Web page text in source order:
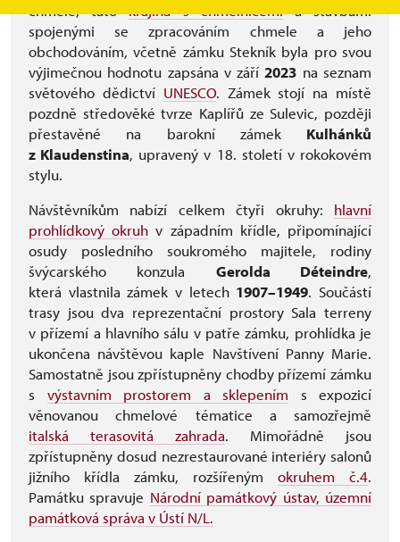
chmele, tatokrajina s chmelnicemia stavbami
spojenými se zpracováním chmele a jeho
obchodováním, včetně zámku Stekník byla pro svou
výjimečnou hodnotu zapsána v září2023 na seznam
světového dědictví UNESCO. Zámek stojí na místě
pozdně středověké tvrze Kaplířů ze Sulevic, později
přestavěné na barokní zámek Kulhánků
z Klaudenstina, upravený v 18. století v rokokovém
stylu.
Návštěvníkům nabízí celkem čtyři okruhy: hlavní
prohlídkový okruh v západním křídle, připomínající
osudy posledního soukromého majitele, rodiny
švýcarského konzula Gerolda Déteindre,
která vlastnila zámek v letech 1907–1949. Součástí
trasy jsou dva reprezentační prostory Sala terreny
v přízemí a hlavního sálu v patře zámku, prohlídka je
ukončena návštěvou kaple Navštívení Panny Marie.
Samostatně jsou zpřístupněny chodby přízemí zámku
s výstavním prostorem a sklepením s expozicí
věnovanou chmelové tématice a samozřejmě
italská terasovitá zahrada. Mimořádně jsou
zpřístupněny dosud nezrestaurované interiéry salonů
jižního křídla zámku, rozšířeným okruhem č.4.
Památku spravuje Národní památkový ústav, územní
památková správa v Ústí N/L.